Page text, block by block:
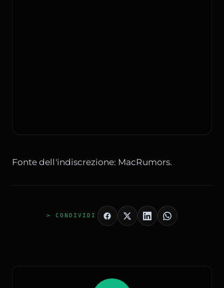
Fonte dell'indiscrezione: MacRumors.
> CONDIVIDI